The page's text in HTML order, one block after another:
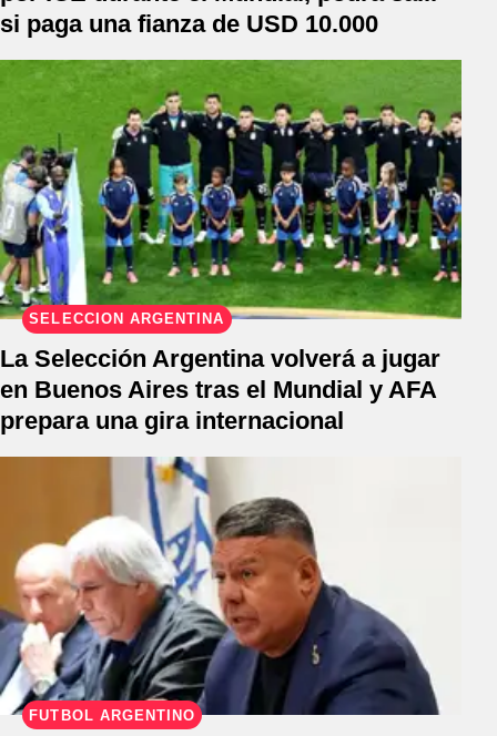
si paga una fianza de USD 10.000
SELECCIÓN ARGENTINA
La Selección Argentina volverá a jugar
en Buenos Aires tras el Mundial y AFA
prepara una gira internacional
FÚTBOL ARGENTINO